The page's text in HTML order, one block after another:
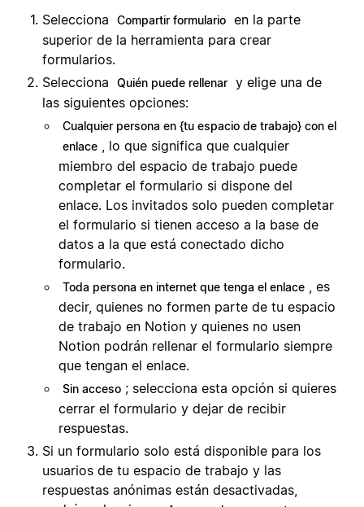
Selecciona Compartir formulario en la parte
superior de la herramienta para crear
formularios.
Selecciona
Quién puede rellenar y elige una de
las siguientes opciones:
Cualquier persona en {tu espacio de trabajo} con el
enlace , lo que significa que cualquier
miembro del espacio de trabajo puede
completar el formulario si dispone del
enlace. Los invitados solo pueden completar
el formulario si tienen acceso a la base de
datos a la que está conectado dicho
formulario.
Toda persona en internet que tenga el enlace , es
decir, quienes no formen parte de tu espacio
de trabajo en Notion y quienes no usen
Notion podrán rellenar el formulario siempre
que tengan el enlace.
Sin acceso ; selecciona esta opción si quieres
cerrar el formulario y dejar de recibir
respuestas.
Si un formulario solo está disponible para los
usuarios de tu espacio de trabajo y las
respuestas anónimas están desactivadas,